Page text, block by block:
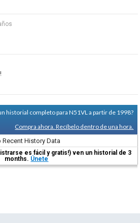
historial completo para N51VL a partir de 1998?
Compra ahora. Recíbelo dentro de una hora.
Recent History Data
es fácil y gratis!) ven un historial de 3
months. Únete